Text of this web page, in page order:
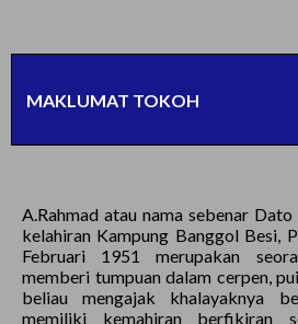
MAKLUMAT TOKOH
A.Rahmad atau nama sebenar
kelahiran Kampung Banggol Besi,
Februari 1951 merupakan
memberi tumpuan dalam cerpen,
beliau mengajak khalayaknya
memiliki kemahiran berfikiran